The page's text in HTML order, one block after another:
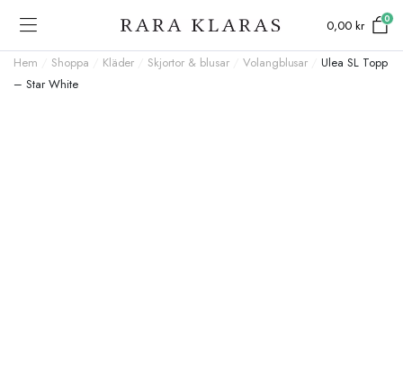
0,00kr 0
Hem Shoppa Kläder Skjortor & blusar/ Volangblusar /Ulea SL Topp
– Star White